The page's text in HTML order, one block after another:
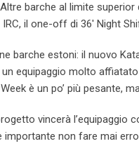
barche al limite
il one-off di 36′ Night
barche estoni: il nuovo
equipaggio molto
è un po’ più pesante,
vincerà l’equipaggio
non fare mai